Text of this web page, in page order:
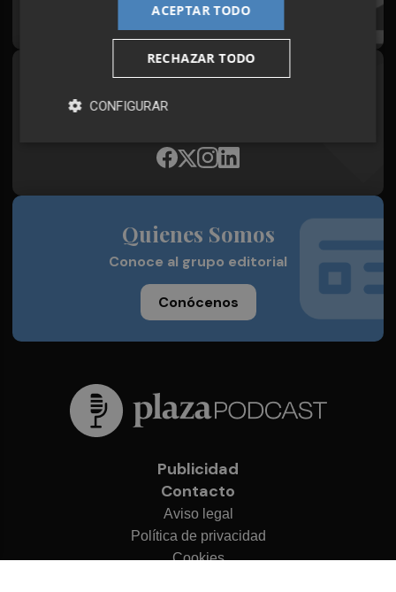
¡Quiero suscribirme!
Síguenos en redes
Plaza Podcast, desde cualquier medio
Quienes Somos
Conoce al grupo editorial
Conócenos
Publicidad
Contacto
Aviso legal
Política de privacidad
Cookies
ACEPTAR TODO
RECHAZAR TODO
CONFIGURAR